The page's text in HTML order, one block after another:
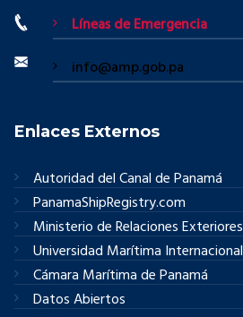
Líneas de Emergencia
info@amp.gob.pa
Enlaces Externos
Autoridad del Canal de Panamá
PanamaShipRegistry.com
Ministerio de Relaciones Exteriores
Universidad Marítima Internacional
Cámara Marítima de Panamá
Datos Abiertos